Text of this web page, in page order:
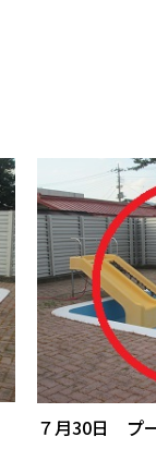
７月30日 プ